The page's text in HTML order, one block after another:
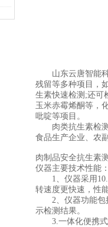
山东云唐智能科
残留等多种项目，
生素快速检测;还可
玉米赤霉烯酮等，
吡啶等项目。
肉类抗生素检测
食品生产企业、农
肉制品安全抗生素
仪器主要技术性能
1、仪器采用10.1
转速度更快速，性
2、仪器功能包括
示检测结果。
3.一体化便携式